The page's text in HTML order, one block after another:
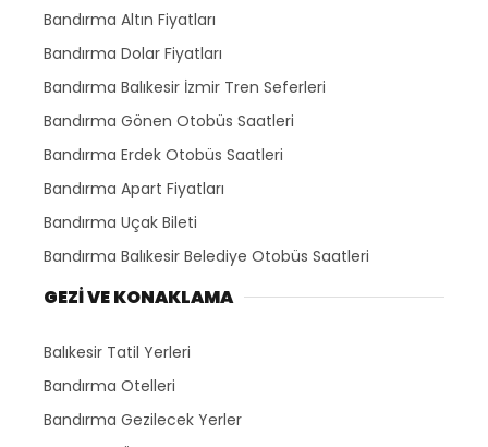
Bandırma Altın Fiyatları
Bandırma Dolar Fiyatları
Bandırma Balıkesir İzmir Tren Seferleri
Bandırma Gönen Otobüs Saatleri
Bandırma Erdek Otobüs Saatleri
Bandırma Apart Fiyatları
Bandırma Uçak Bileti
Bandırma Balıkesir Belediye Otobüs Saatleri
GEZİ VE KONAKLAMA
Balıkesir Tatil Yerleri
Bandırma Otelleri
Bandırma Gezilecek Yerler